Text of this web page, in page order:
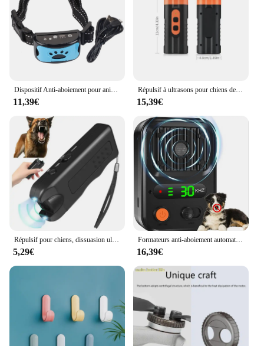
11,39€
Répulsif à ultrasons pour chiens de compagnie, dispositif d'entraînement pour chiens, dispositif anti-aboiement aste, lampe de poche LED, 2024
15,39€
Répulsif pour chiens, dissuasion ultrasonique Portable, Anti-aboiement, dispositif d'entraînement pour chiens 3 en 1, répulsif d'animaux, entraîneur de chiens
5,29€
Formateurs anti-aboiement automatiques pour chiens, 3 recyclages, aste, silencieusement sonique, dissuasif, ultra-sons
16,39€